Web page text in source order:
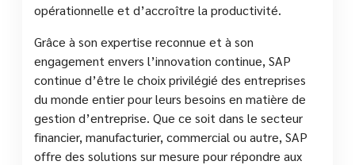
opérationnelle et d’accroître la productivité.
Grâce à son expertise reconnue et à son
engagement envers l’innovation continue, SAP
continue d’être le choix privilégié des entreprises
du monde entier pour leurs besoins en matière de
gestion d’entreprise. Que ce soit dans le secteur
financier, manufacturier, commercial ou autre, SAP
offre des solutions sur mesure pour répondre aux